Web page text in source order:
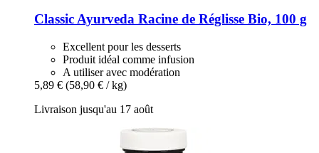
Classic Ayurveda Racine de Réglisse Bio, 100 g
Excellent pour les desserts
Produit idéal comme infusion
A utiliser avec modération
5,89 € (58,90 € / kg)
Livraison jusqu'au 17 août